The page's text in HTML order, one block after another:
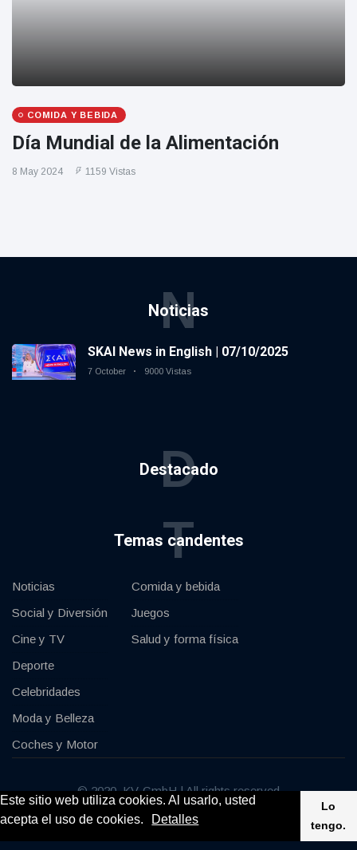
Este sitio web utiliza cookies. Al usarlo, usted
acepta el uso de cookies.
Detalles
Lo
tengo.
COMIDA Y BEBIDA
Día Mundial de la Alimentación
8 May 2024 1159 Vistas
Noticias
N
SKAI News in English | 07/10/2025
7 October 9000 Vistas
Destacado
D
Temas candentes
T
Noticias
Social y Diversión
Cine y TV
Deporte
Celebridades
Moda y Belleza
Coches y Motor
Comida y bebida
Juegos
Salud y forma física
© 2020, KV-GmbH | All rights reserved
Impressum Contacte con